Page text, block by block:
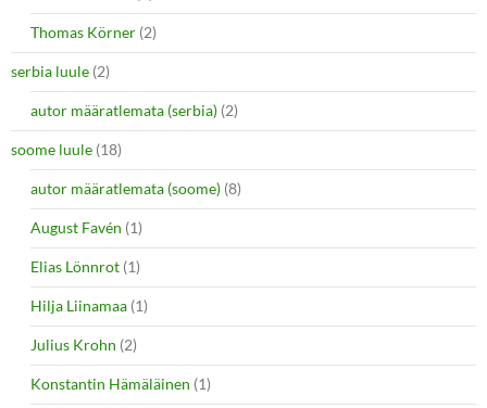
Thomas Körner (2)
serbia luule (2)
autor määratlemata (serbia) (2)
soome luule (18)
autor määratlemata (soome) (8)
August Favén (1)
Elias Lönnrot (1)
Hilja Liinamaa (1)
Julius Krohn (2)
Konstantin Hämäläinen (1)